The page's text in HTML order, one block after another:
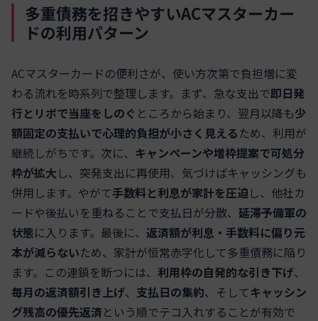
多重債務を招きやすいACマスターカー
ドの利用パターン
ACマスターカードの便利さが、使い方次第で負担増に変
わる流れを時系列で整理します。まず、急な支出で即日発
行とリボで当座をしのぐ ところから始まり、翌月以降も少
額固定の支払いで心理的負担が小さく見えるため、利用が
継続しがちです。次に、 キャンペーンや増枠提案で可処分
枠が拡大 し、突発支出に再使用、気づけばキャッシングも
併用します。やがて手数料と利息が家計を圧迫 し、他社カ
ードや後払いを重ねることで支払日が分散、 延滞予備軍の
状態に入ります。最後に、 返済額が利息・手数料に偏り元
本が減らないため、家計が恒常赤字化して多重債務に陥り
ます。この連鎖を断つには、 利用枠の自発的な引き下げ、
毎月の返済額引き上げ、 支払日の集約、そしてキャッシン
グ残高の優先返済という順でテコ入れすることが有効で